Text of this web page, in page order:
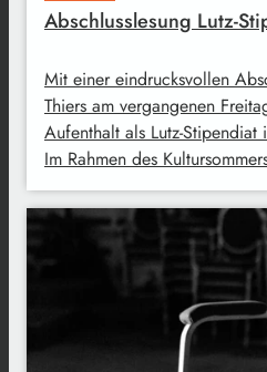
Abschlusslesung Lutz-
Mit einer eindrucksvollen
Thiers am vergangenen
Aufenthalt als Lutz-
Im Rahmen des